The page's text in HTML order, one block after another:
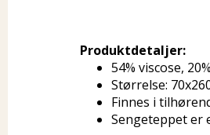
Produktdetaljer:
54% viscose,
Størrelse:
Finnes i
Sengeteppet er